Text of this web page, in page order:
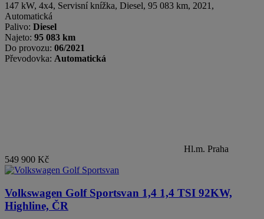
147 kW, 4x4, Servisní knížka, Diesel, 95 083 km, 2021,
Automatická
Palivo: Diesel
Najeto: 95 083 km
Do provozu: 06/2021
Převodovka: Automatická
Hl.m. Praha
549 900 Kč
Volkswagen Golf Sportsvan 1,4 1,4 TSI 92KW,
Highline, ČR